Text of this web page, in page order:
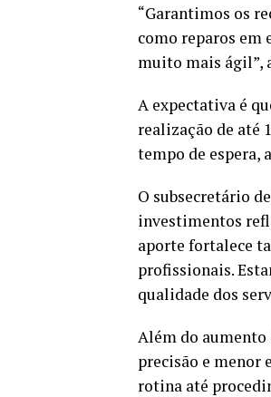
“Garantimos os
como reparos em
muito mais ágil”,
A expectativa é
realização de até
tempo de espera,
O subsecretário
investimentos
aporte fortalece
profissionais.
qualidade dos
Além do aumento
precisão e menor
rotina até